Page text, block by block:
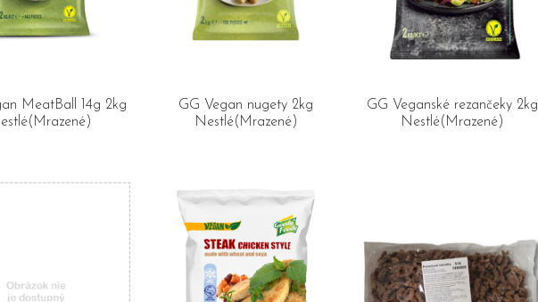
MeatBall 14g 2kg
GG Vegan nugety 2kg
Nestlé(Mrazené)
GG Veganské rezančeky 2kg
Nestlé(Mrazené)